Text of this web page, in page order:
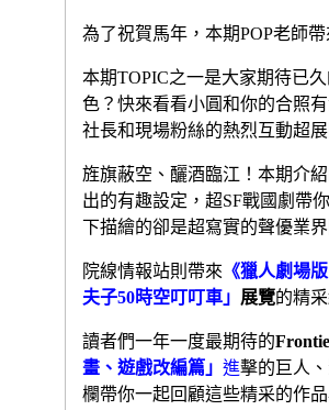
為了祝賀馬年，本期POP老師帶
本期TOPIC之一是大家期待已久
色？快來看看小圓和你的合照有
社長和現場粉絲的熱烈互動超展
旌旗蔽空、釃酒臨江！本期介
出的有趣設定，超SF戰國劇帶
下描繪的卻是超寫實的聲優業
院線情報站則帶來 《獵人劇場
夫子50時空叮叮車」 展覽的精
讀者們一年一度最期待的
畫、遊戲改編篇」 進擊的巨人
欄帶你一起回顧這些精采的作